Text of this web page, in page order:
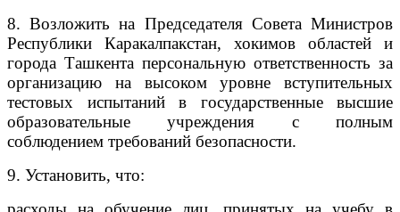
8. Возложить на Председателя Совета Министров
Республики Каракалпакстан, хокимов областей и
города Ташкента персональную ответственность за
организацию на высоком уровне вступительных
тестовых испытаний в государственные высшие
образовательные учреждения с полным
соблюдением требований безопасности.
9. Установить, что: